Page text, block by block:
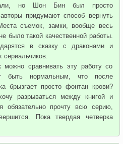
но Шон Бин был просто
придумают способ вернуть
съемок, замки, вообще весь
было такой качественной работы.
в сказку с драконами и
можно сравнивать эту работу со
быть нормальным, что после
брызгает просто фонтан крови?
разрываться между книгой и
обязательно прочту всю серию,
Пока твердая четверка